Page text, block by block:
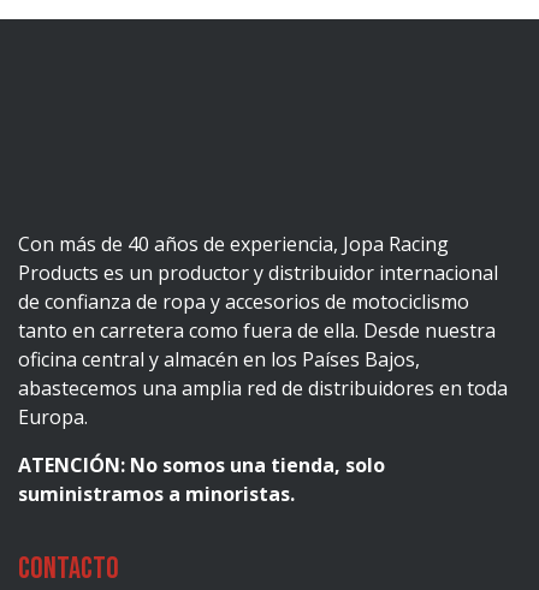
Con más de 40 años de experiencia, Jopa Racing
Products es un productor y distribuidor internacional
de confianza de ropa y accesorios de motociclismo
tanto en carretera como fuera de ella. Desde nuestra
oficina central y almacén en los Países Bajos,
abastecemos una amplia red de distribuidores en toda
Europa.
ATENCIÓN: No somos una tienda, solo
suministramos a minoristas.
Contacto